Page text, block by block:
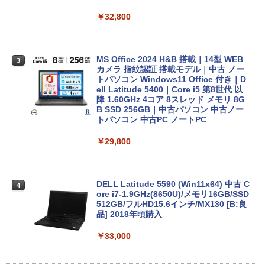
￥32,800
3
MS Office 2024 H&B 搭載｜14型 WEB
カメラ 指紋認証 搭載モデル｜中古 ノー
トパソコン Windows11 Office 付き｜D
ell Latitude 5400｜Core i5 第8世代 以
降 1.60GHz 4コア 8スレッド メモリ 8G
B SSD 256GB｜中古パソコン 中古ノー
トパソコン 中古PC ノートPC
￥29,800
4
DELL Latitude 5590 (Win11x64) 中古 C
ore i7-1.9GHz(8650U)/メモリ16GB/SSD
512GB/フルHD15.6インチ/MX130 [B:良
品] 2018年頃購入
￥33,000